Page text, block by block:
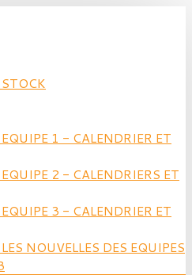
1 - CALENDRIER ET
2 - CALENDRIERS ET
3 - CALENDRIER ET
NOUVELLES DES EQUIPES